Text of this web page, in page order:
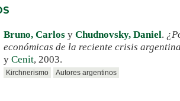
Bruno, Carlos y Chudnovsky, Daniel.
económicas de la reciente crisis
y Cenit, 2003.
Kirchnerismo Autores argentinos